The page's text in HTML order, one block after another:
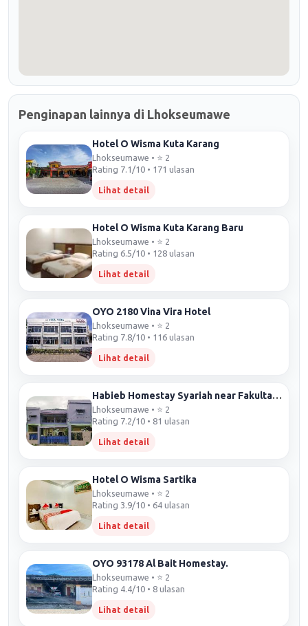
Penginapan lainnya di Lhokseumawe
Hotel O Wisma Kuta Karang
Lhokseumawe • ⭐ 2
Rating 7.1/10 • 171 ulasan
Lihat detail
Hotel O Wisma Kuta Karang Baru
Lhokseumawe • ⭐ 2
Rating 6.5/10 • 128 ulasan
Lihat detail
OYO 2180 Vina Vira Hotel
Lhokseumawe • ⭐ 2
Rating 7.8/10 • 116 ulasan
Lihat detail
Habieb Homestay Syariah near Fakultas Kedokteran Universitas Malikussaleh Mitra RedDoorz
Lhokseumawe • ⭐ 2
Rating 7.2/10 • 81 ulasan
Lihat detail
Hotel O Wisma Sartika
Lhokseumawe • ⭐ 2
Rating 3.9/10 • 64 ulasan
Lihat detail
OYO 93178 Al Bait Homestay.
Lhokseumawe • ⭐ 2
Rating 4.4/10 • 8 ulasan
Lihat detail